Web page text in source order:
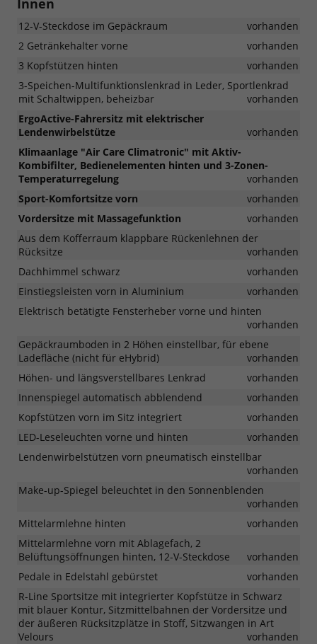
12-V-Steckdose im Gepäckraum
vorhanden
2 Getränkehalter vorne
vorhanden
3 Kopfstützen hinten
vorhanden
3-Speichen-Multifunktionslenkrad in Leder, Sportlenkrad
mit Schaltwippen, beheizbar
vorhanden
ErgoActive-Fahrersitz mit elektrischer
Lendenwirbelstütze
vorhanden
Klimaanlage "Air Care Climatronic" mit Aktiv-
Kombifilter, Bedienelementen hinten und 3-Zonen-
Temperaturregelung
vorhanden
Sport-Komfortsitze vorn
vorhanden
Vordersitze mit Massagefunktion
vorhanden
Aus dem Kofferraum klappbare Rückenlehnen der
Rücksitze
vorhanden
Dachhimmel schwarz
vorhanden
Einstiegsleisten vorn in Aluminium
vorhanden
Elektrisch betätigte Fensterheber vorne und hinten
vorhanden
Gepäckraumboden in 2 Höhen einstellbar, für ebene
Ladefläche (nicht für eHybrid)
vorhanden
Höhen- und längsverstellbares Lenkrad
vorhanden
Innenspiegel automatisch abblendend
vorhanden
Kopfstützen vorn im Sitz integriert
vorhanden
LED-Leseleuchten vorne und hinten
vorhanden
Lendenwirbelstützen vorn pneumatisch einstellbar
vorhanden
Make-up-Spiegel beleuchtet in den Sonnenblenden
vorhanden
Mittelarmlehne hinten
vorhanden
Mittelarmlehne vorn mit Ablagefach, 2
Belüftungsöffnungen hinten, 12-V-Steckdose
vorhanden
Pedale in Edelstahl gebürstet
vorhanden
R-Line Sportsitze mit integrierter Kopfstütze in Schwarz
mit blauer Kontur, Sitzmittelbahnen der Vordersitze und
der äußeren Rücksitzplätze in Stoff, Sitzwangen in Art
Velours
vorhanden